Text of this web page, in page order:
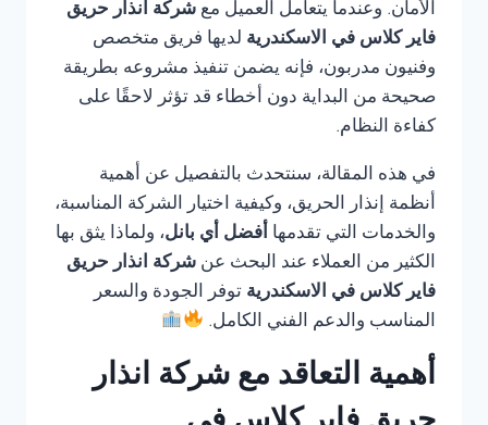
الأمان. وعندما يتعامل العميل مع شركة انذار حريق
فاير كلاس في الاسكندرية لديها فريق متخصص
وفنيون مدربون، فإنه يضمن تنفيذ مشروعه بطريقة
صحيحة من البداية دون أخطاء قد تؤثر لاحقًا على
كفاءة النظام.
في هذه المقالة، سنتحدث بالتفصيل عن أهمية
أنظمة إنذار الحريق، وكيفية اختيار الشركة المناسبة،
والخدمات التي تقدمها أفضل أي بانل، ولماذا يثق بها
الكثير من العملاء عند البحث عن شركة انذار حريق
فاير كلاس في الاسكندرية توفر الجودة والسعر
المناسب والدعم الفني الكامل.
أهمية التعاقد مع شركة انذار